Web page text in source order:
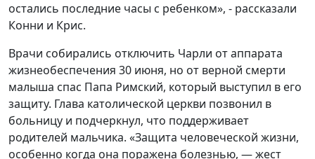
остались последние часы с ребенком», - рассказали
Конни и Крис.
Врачи собирались отключить Чарли от аппарата
жизнеобеспечения 30 июня, но от верной смерти
малыша спас Папа Римский, который выступил в его
защиту. Глава католической церкви позвонил в
больницу и подчеркнул, что поддерживает
родителей мальчика. «Защита человеческой жизни,
особенно когда она поражена болезнью, — жест